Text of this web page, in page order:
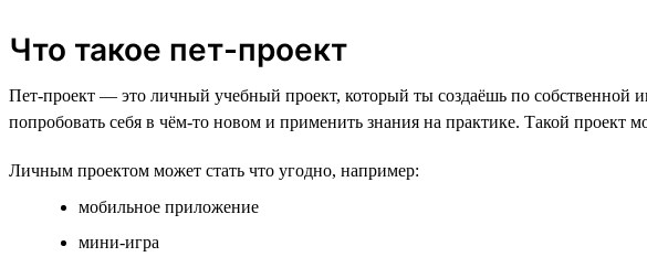
Что такое пет-проект
Пет-проект — это личный учебный проект, который ты создаёшь по собственной
попробовать себя в чём-то новом и применить знания на практике. Такой проект
Личным проектом может стать что угодно, например:
мобильное приложение
мини-игра